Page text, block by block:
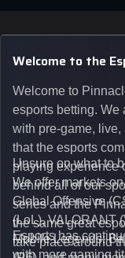
Welcome to the
Welcome to
esports betting. We
with pre-game,
that the esports
playing experience
behind all of our
series and the
the same great
take place around
Unsure on what to
We offer markets
Global Offensive
(LoL), VALORANT
Mobile Legends:
Esports has
with more gaming